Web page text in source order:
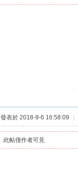
發表於 2018-9-6 16:58:09
此帖僅作者可見